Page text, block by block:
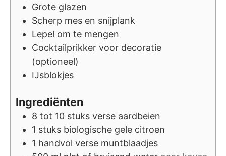
Grote glazen
Scherp mes en snijplank
Lepel om te mengen
Cocktailprikker voor decoratie
(optioneel)
IJsblokjes
Ingrediënten
8 tot 10 stuks verse aardbeien
1 stuks biologische gele citroen
1 handvol verse muntblaadjes